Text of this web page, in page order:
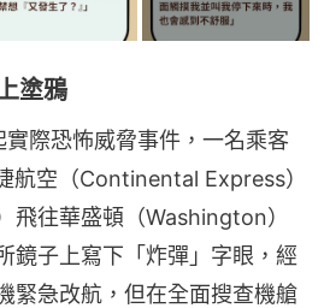
塗鴉
際恐怖威脅事件，一名乘客
航空（Continental Express）
飛往華盛頓（Washington）
鏡子上寫下「炸彈」字眼，經
緊急改航，但在全面搜查機艙